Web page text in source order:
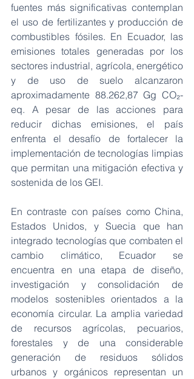
fuentes más significativas contemplan
el uso de fertilizantes y producción de
combustibles fósiles. En Ecuador, las
emisiones totales generadas por los
sectores industrial, agrícola, energético
y de uso de suelo alcanzaron
aproximadamente 88.262,87 Gg CO₂-
eq. A pesar de las acciones para
reducir dichas emisiones, el país
enfrenta el desafío de fortalecer la
implementación de tecnologías limpias
que permitan una mitigación efectiva y
sostenida de los GEI.
En contraste con países como China,
Estados Unidos, y Suecia que han
integrado tecnologías que combaten el
cambio climático, Ecuador se
encuentra en una etapa de diseño,
investigación y consolidación de
modelos sostenibles orientados a la
economía circular. La amplia variedad
de recursos agrícolas, pecuarios,
forestales y de una considerable
generación de residuos sólidos
urbanos y orgánicos representan un